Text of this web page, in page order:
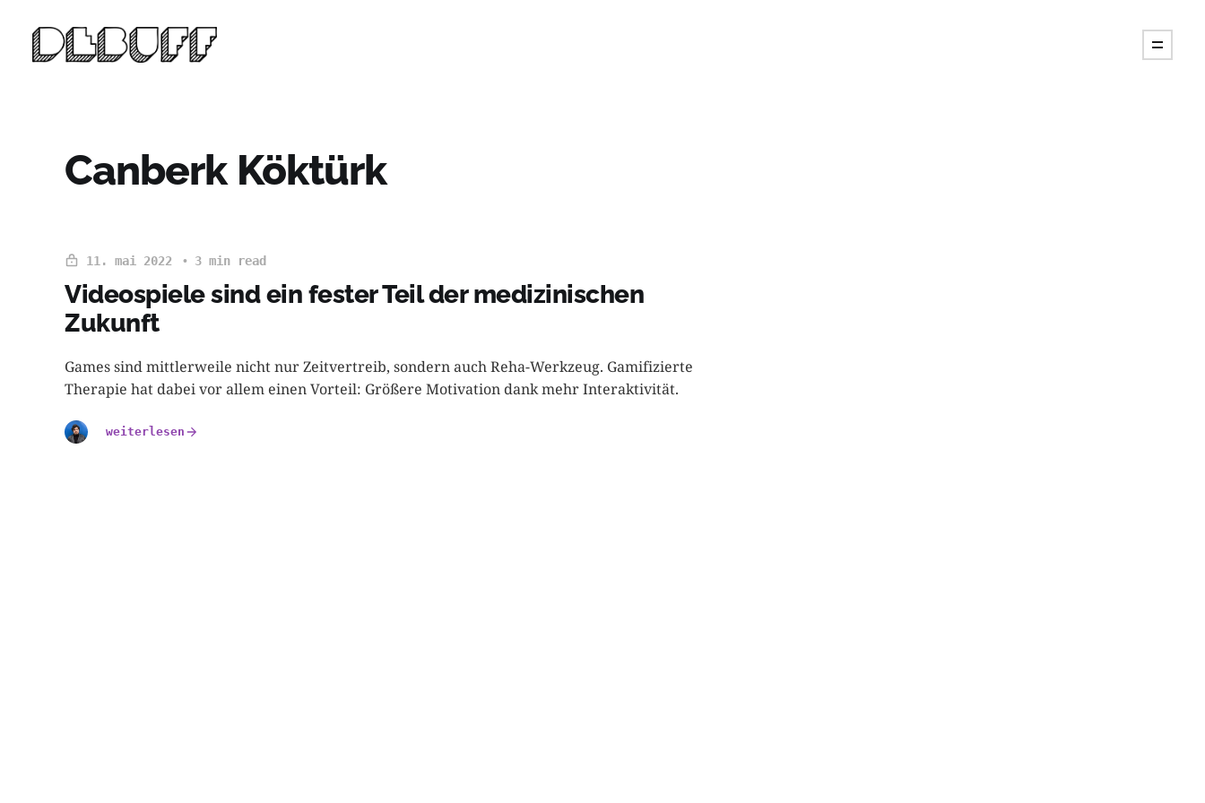
Canberk Köktürk
11. mai 2022 3 min read
Videospiele sind ein fester Teil der medizinischen
Zukunft
Games sind mittlerweile nicht nur Zeitvertreib, sondern auch Reha-Werkzeug. Gamifizierte
Therapie hat dabei vor allem einen Vorteil: Größere Motivation dank mehr Interaktivität.
weiterlesen